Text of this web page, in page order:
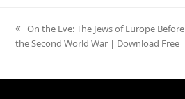
previous
post:
On the Eve: The Jews of Europe Before
the Second World War | Download Free